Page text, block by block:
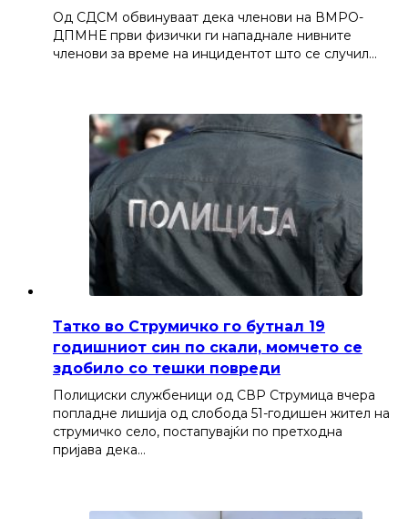
Од СДСМ обвинуваат дека членови на ВМРО-
ДПМНЕ први физички ги нападнале нивните
членови за време на инцидентот што се случил…
Татко во Струмичко го бутнал 19
годишниот син по скали, момчето се
здобило со тешки повреди
Полициски службеници од СВР Струмица вчера
попладне лишија од слобода 51-годишен жител на
струмичко село, постапувајќи по претходна
пријава дека…